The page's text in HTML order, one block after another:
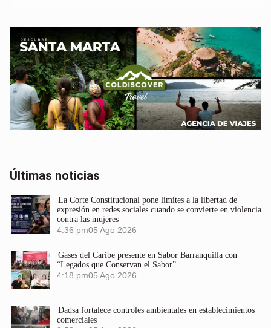
Últimas noticias
La Corte Constitucional pone límites a la libertad de
expresión en redes sociales cuando se convierte en violencia
contra las mujeres
4:36 pm05 Ago 2026
Gases del Caribe presente en Sabor Barranquilla con
“Legados que Conservan el Sabor”
4:18 pm05 Ago 2026
Dadsa fortalece controles ambientales en establecimientos
comerciales